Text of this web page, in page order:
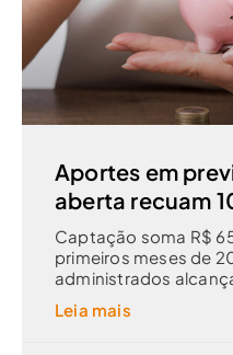
Aportes em
aberta recuam
Captação soma R$
primeiros meses de
administrados
Leia mais